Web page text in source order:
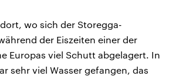
wo sich der Storegga-
der Eiszeiten einer der
Europas viel Schutt abgelagert. In
sehr viel Wasser gefangen, das